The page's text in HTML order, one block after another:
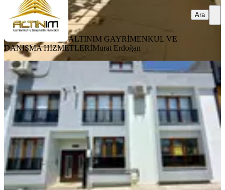
ALTINIM GAYRİMENKUL VE
DANIŞMA HİZMETLERİMurat Erdoğan
Ara
YENİ
Bergama Gaziosmanpaşa Fırsat
Satılık Sıfır 2+1 Daire
Bergama, Gaziosmanpaşa Mahallesi
·85 m²·Düz Giriş (Zemin) ·04.08.2026
3.750.000 ₺
GÜVENCİ GAYRİMENKULALİ KUTAL DOĞRUL
Ara